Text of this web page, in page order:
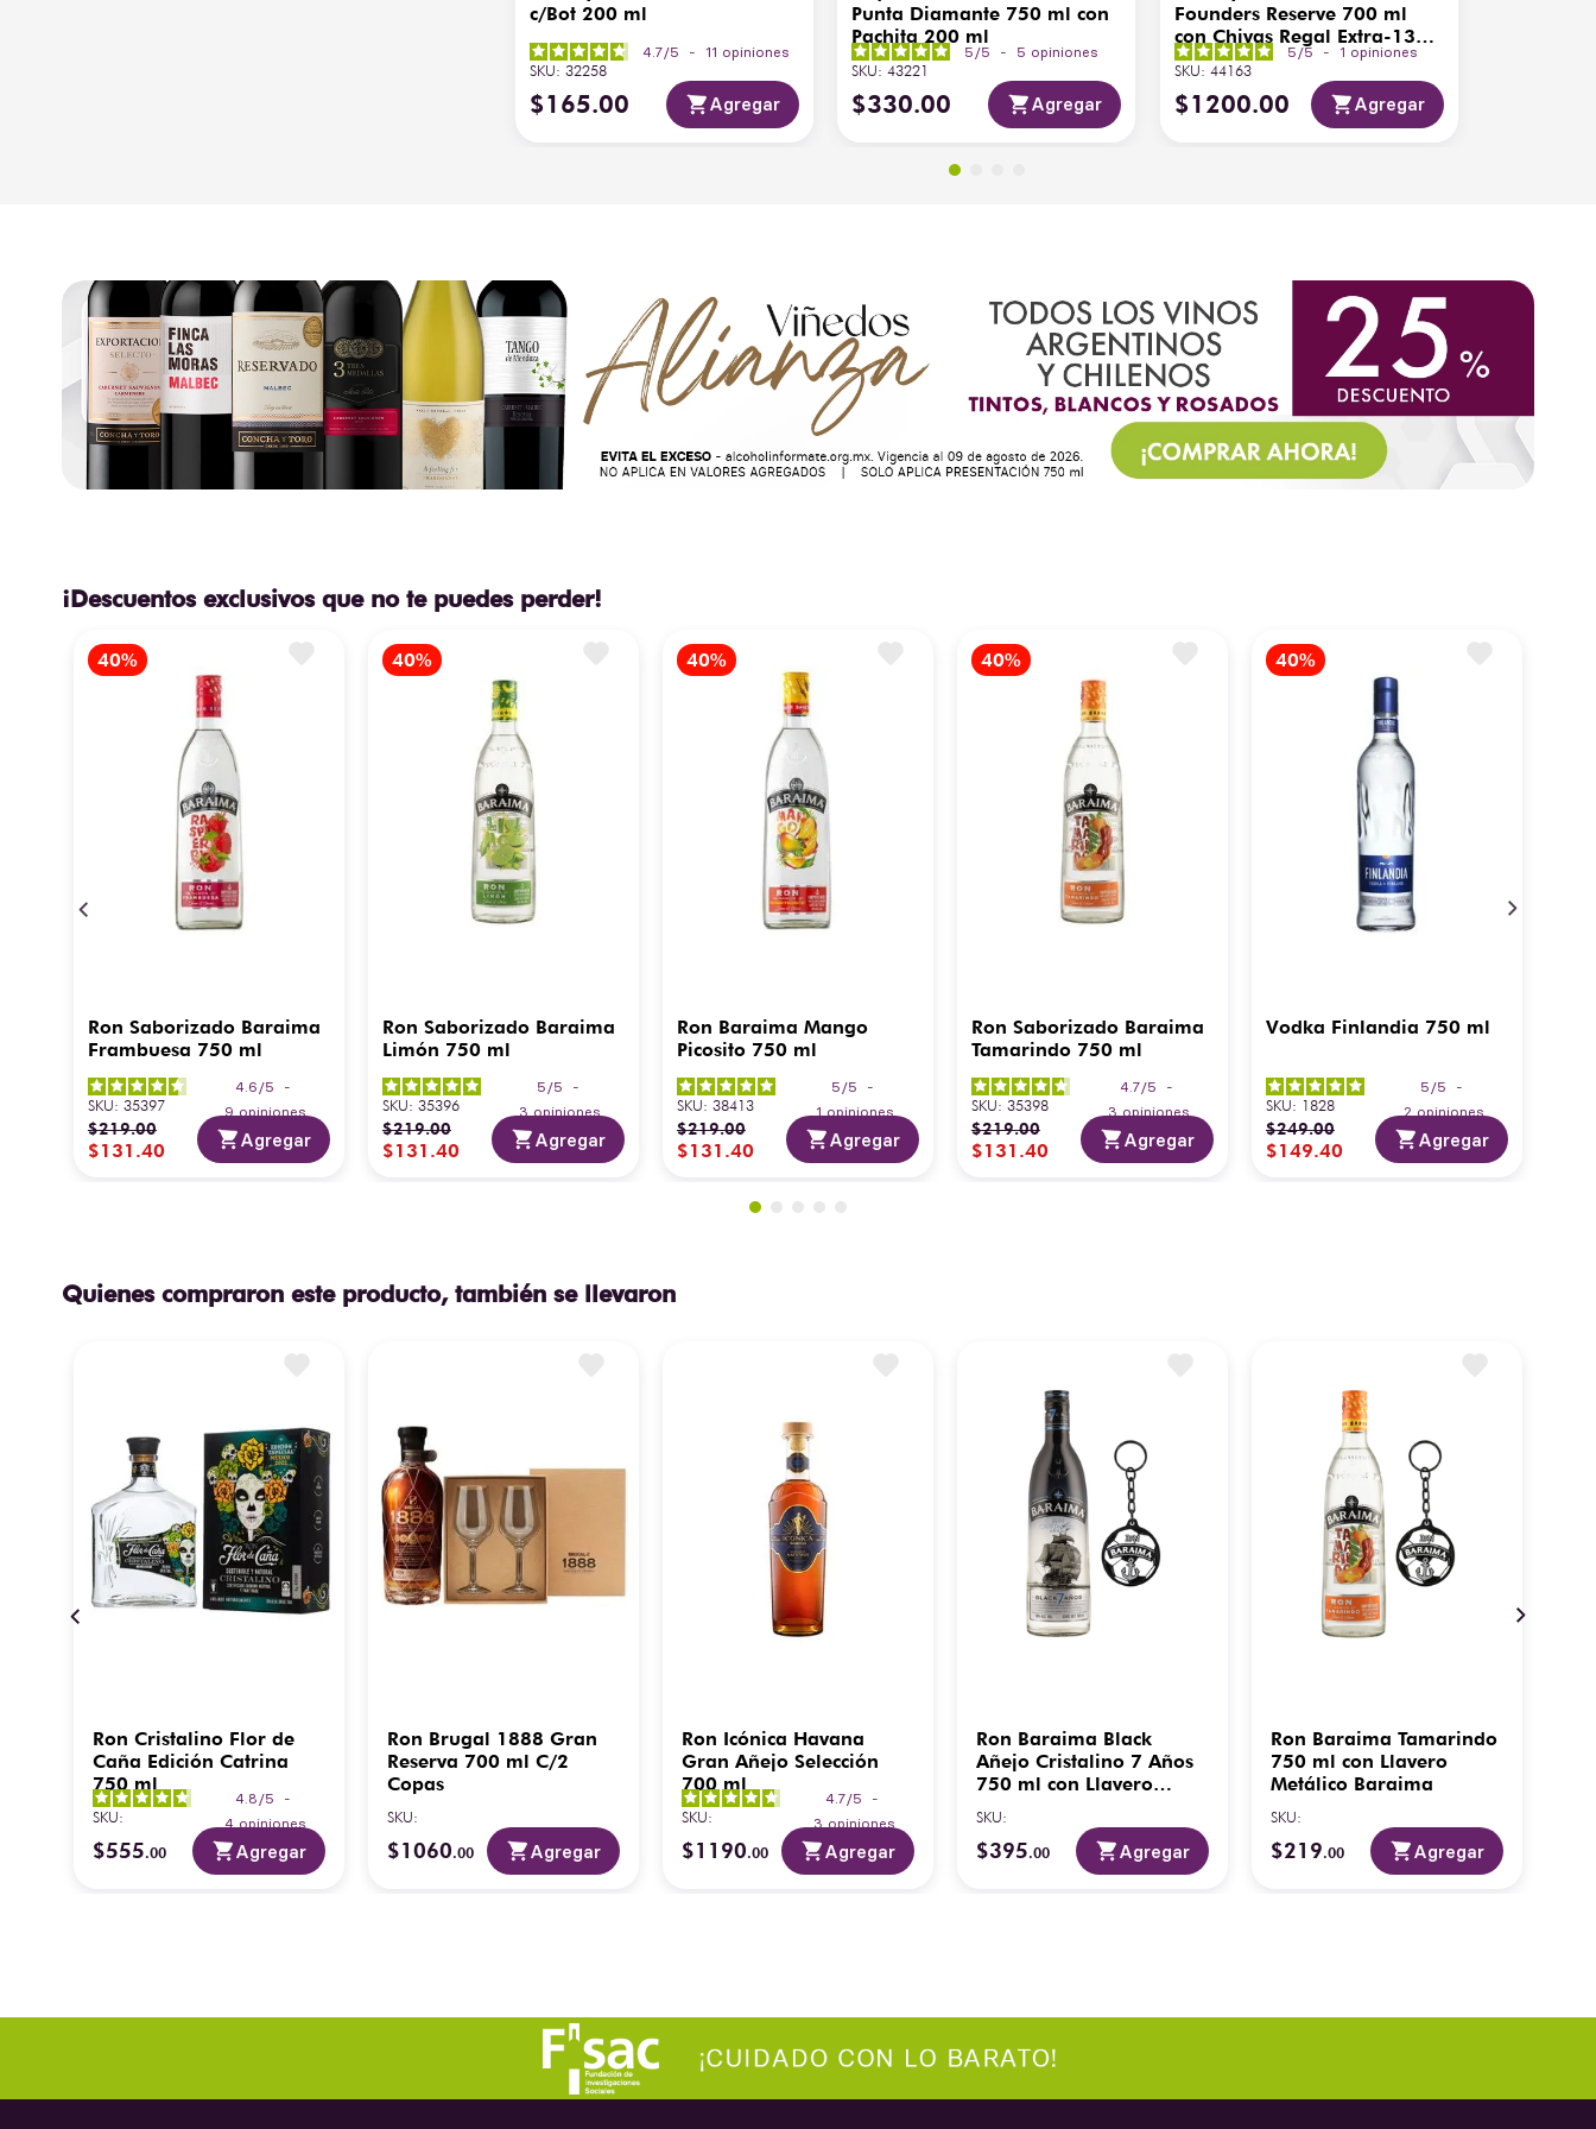
c/Bot 200 ml
4.7/5 - 11 opiniones
SKU: 32258
$165.00 Agregar
Punta Diamante 750 ml con
Pachita 200 ml
5 /5 - 5 opiniones
SKU:43221
$330.00 Agregar
Founders Reserve 700 ml
con Chivas Regal Extra-13
200ml
5 /5 - 1 opiniones
SKU:44163
$1200.00 Agregar
¡Descuentos exclusivos que no te puedes perder!
Ron Saborizado Baraima
Frambuesa 750 ml
4.6 /5
-
9 opiniones
SKU: 35397
$219.00
$131 .40 Agregar
Ron Saborizado Baraima
Limón 750 ml
5 /5
-
3 opiniones
SKU: 35396
$219.00
$131 .40 Agregar
Ron Baraima Mango
Picosito 750 ml
5 /5
-
1 opiniones
SKU: 38413
$219.00
$131 .40 Agregar
Ron Saborizado Baraima
Tamarindo 750 ml
4.7/5
-
3 opiniones
SKU: 35398
$219.00
$131 .40 Agregar
Vodka Finlandia 750 ml
5 /5
-
2 opiniones
SKU: 1828
$249.00
$149.40 Agregar
Quienes compraron este producto, también se llevaron
Ron Cristalino Flor de
Caña Edición Catrina
750 ml
4.8 /5
-
4 opiniones
SKU:
$555.00 Agregar
Ron Brugal 1888 Gran
Reserva 700 ml C/2
Copas
SKU:
$1060.00 Agregar
Ron Icónica Havana
Gran Añejo Selección
700 ml
4.7/5
-
3 opiniones
SKU:
$1190.00 Agregar
Ron Baraima Black
Añejo Cristalino 7 Años
750 ml con Llavero
SKU:
$395.00 Agregar
Ron Baraima Tamarindo
750 ml con Llavero
Metálico Baraima
SKU:
$219.00 Agregar